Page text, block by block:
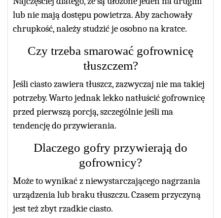
lub nie mają dostępu powietrza. Aby zachowały
chrupkość, należy studzić je osobno na kratce.
Czy trzeba smarować gofrownicę
tłuszczem?
Jeśli ciasto zawiera tłuszcz, zazwyczaj nie ma takiej
potrzeby. Warto jednak lekko natłuścić gofrownicę
przed pierwszą porcją, szczególnie jeśli ma
tendencję do przywierania.
Dlaczego gofry przywierają do
gofrownicy?
Może to wynikać z niewystarczającego nagrzania
urządzenia lub braku tłuszczu. Czasem przyczyną
jest też zbyt rzadkie ciasto.